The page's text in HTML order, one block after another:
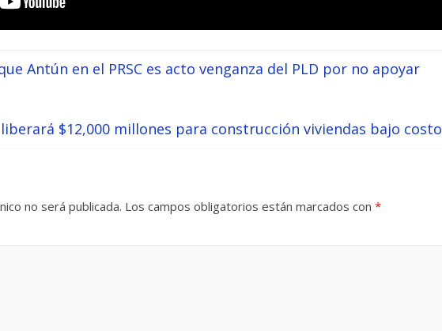
Antún en el PRSC es acto venganza del PLD por no apoyar
$12,000 millones para construcción viviendas bajo costo
no será publicada. Los campos obligatorios están marcados con *